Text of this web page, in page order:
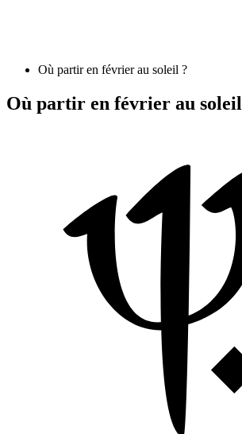
Où partir en février au soleil ?
Où partir en février au